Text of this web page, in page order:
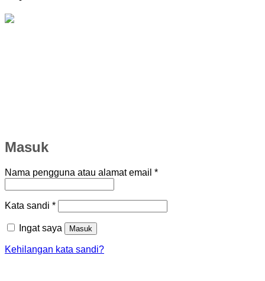
Masuk
Nama pengguna atau alamat email *Wajib
Kata sandi *Wajib
Ingat saya Masuk
Kehilangan kata sandi?